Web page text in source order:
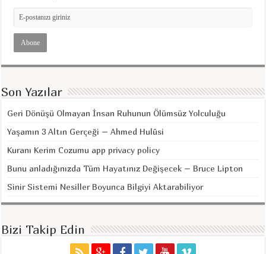
Son Yazılar
Geri Dönüşü Olmayan İnsan Ruhunun Ölümsüz Yolculuğu
Yaşamın 3 Altın Gerçeği – Ahmed Hulûsi
Kuranı Kerim Cozumu app privacy policy
Bunu anladığınızda Tüm Hayatınız Değişecek – Bruce Lipton
Sinir Sistemi Nesiller Boyunca Bilgiyi Aktarabiliyor
Bizi Takip Edin